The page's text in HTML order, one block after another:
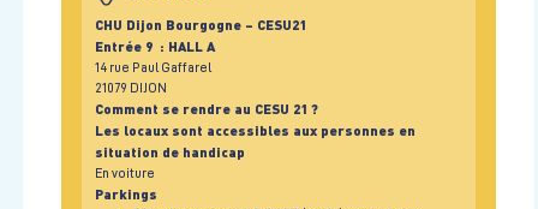
CHU Dijon Bourgogne – CESU21
Entrée 9 : HALL A
14 rue Paul Gaffarel
21079 DIJON
Comment se rendre au CESU 21 ?
Les locaux sont accessibles aux personnes en
situation de handicap
En voiture
Parkings